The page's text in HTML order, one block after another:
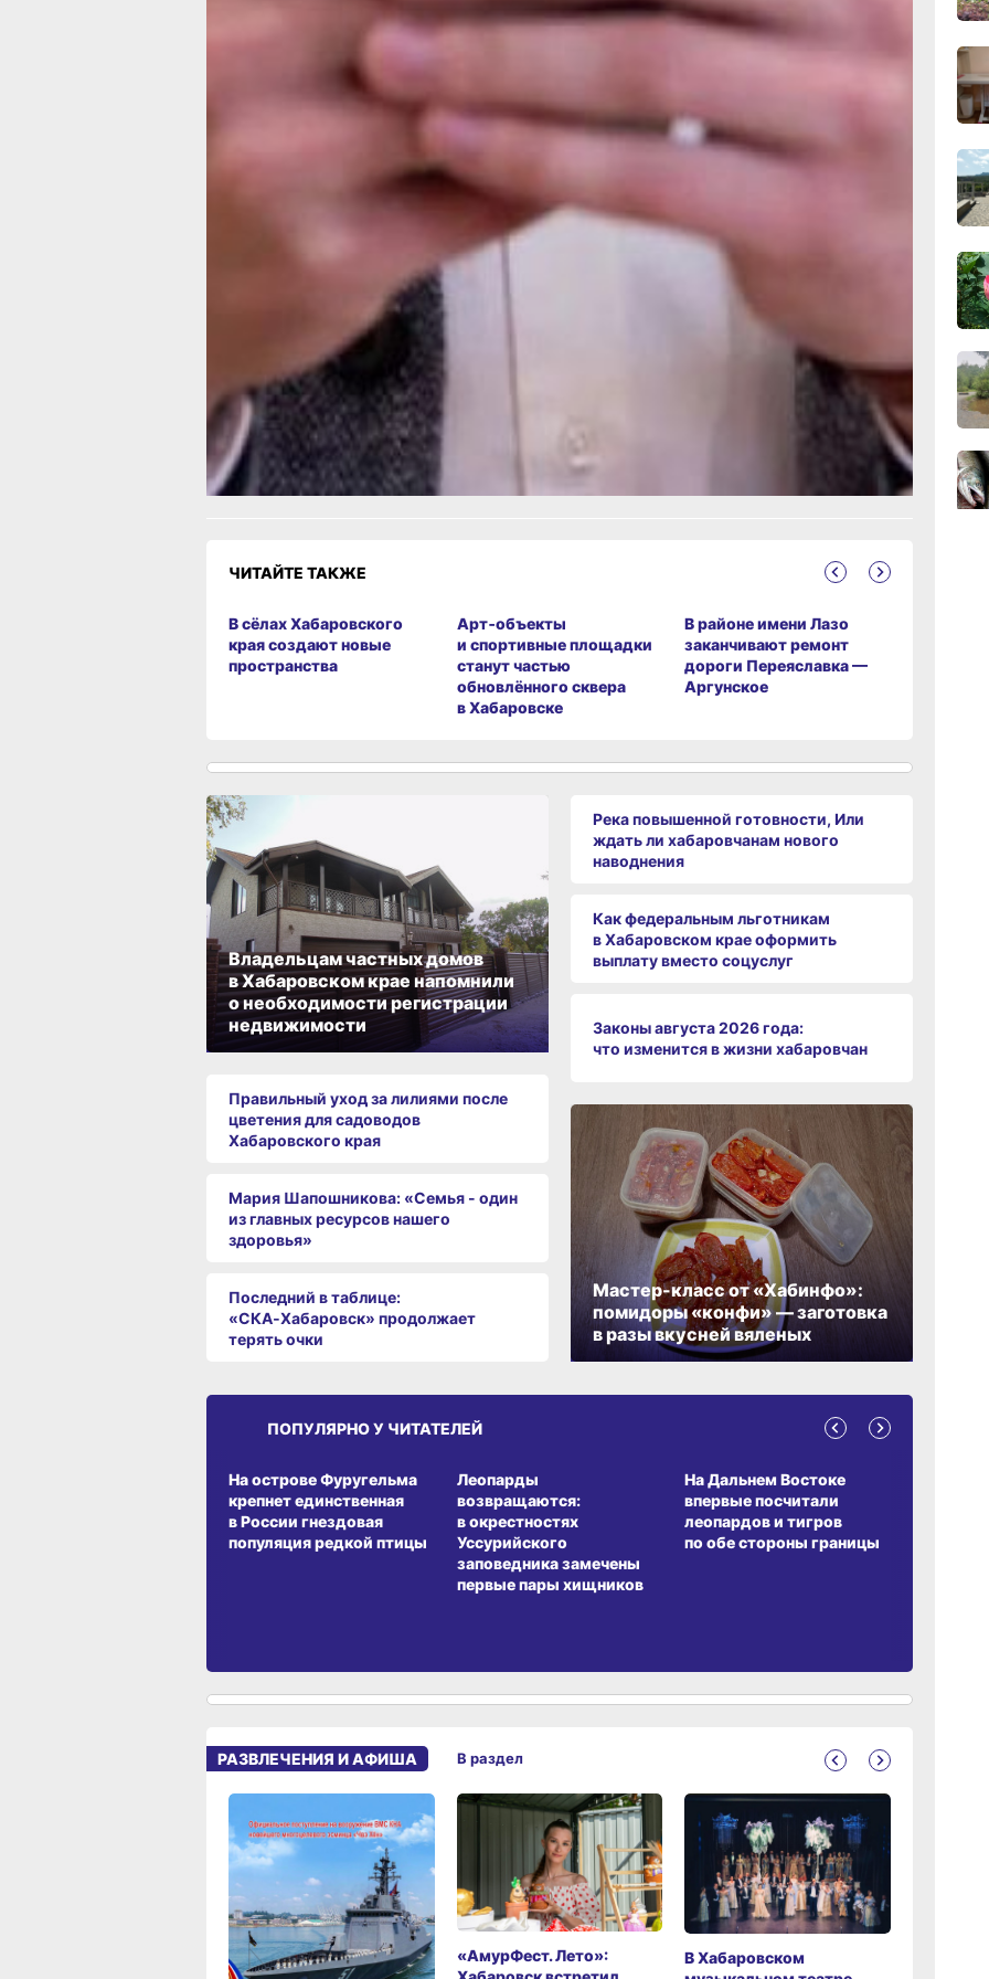
при переходе на потенциально опасные страницы. Важно
скачивать приложения из официальных магазинов,
вредонос и там. Проверяйте разработчика, изучайте список
запрашиваемых разрешений: если приложение
запрашивает доступы, не связанные с его функционалом,
— это тревожный знак. Кроме того, стоит избегать
подключения к незащищённым публичным сетям Wi Fi
и критически относиться к неожиданным ссылкам
же если они приходят от знакомых
Первые высотки «Дальневосточного квартала»
в Хабаровске почти готовы
Читайте нас в соцсетях:
ВКонтакте
Одноклассники, Телеграм или
Как вам материал?
Огонь!
Супер
1
Удивило
Разочарование
ЧИТАЙТЕ ТАКЖЕ
В сёлах Хабаровского
края создают новые
пространства
Арт‑объекты
и спортивные площадки
станут частью
обновлённого сквера
в Хабаровске
В районе имени Лазо
заканчивают ремонт
дороги Переяславка —
Аргунское
Владельцам частных домов
в Хабаровском крае напомнили
о необходимости регистрации
недвижимости
Правильный уход за лилиями после
цветения для садоводов
Хабаровского края
Мария Шапошникова: «Семья - один
из главных ресурсов нашего
здоровья»
Последний в таблице:
«СКА‑Хабаровск» продолжает
терять очки
Река повышенной готовности, Или
ждать ли хабаровчанам нового
наводнения
Как федеральным льготникам
в Хабаровском крае оформить
выплату вместо соцуслуг
Законы августа 2026 года:
что изменится в жизни хабаровчан
Мастер-класс от «Хабинфо»:
помидоры «конфи» — заготовка
в разы вкусней вяленых
ПОПУЛЯРНО У ЧИТАТЕЛЕЙ
На острове Фуругельма
крепнет единственная
в России гнездовая
популяция редкой птицы
Леопарды
возвращаются:
в окрестностях
Уссурийского
заповедника замечены
первые пары хищников
На Дальнем Востоке
впервые посчитали
леопардов и тигров
по обе стороны границы
РАЗВЛЕЧЕНИЯ И АФИША
«АмурФест. Лето»:
В Хабаровском
В раздел